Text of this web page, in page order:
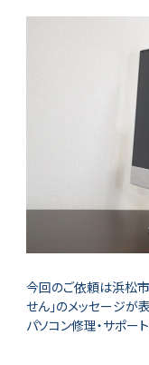
今回のご依頼は浜松市
せん」のメッセージが
パソコン修理・サポー